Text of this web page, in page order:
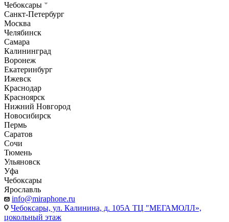
Чебоксары
Санкт-Петербург
Москва
Челябинск
Самара
Калининград
Воронеж
Екатеринбург
Ижевск
Краснодар
Красноярск
Нижний Новгород
Новосибирск
Пермь
Саратов
Сочи
Тюмень
Ульяновск
Уфа
Чебоксары
Ярославль
info@miraphone.ru
Чебоксары, ул. Калинина, д. 105А ТЦ "МЕГАМОЛЛ»,
цокольный этаж